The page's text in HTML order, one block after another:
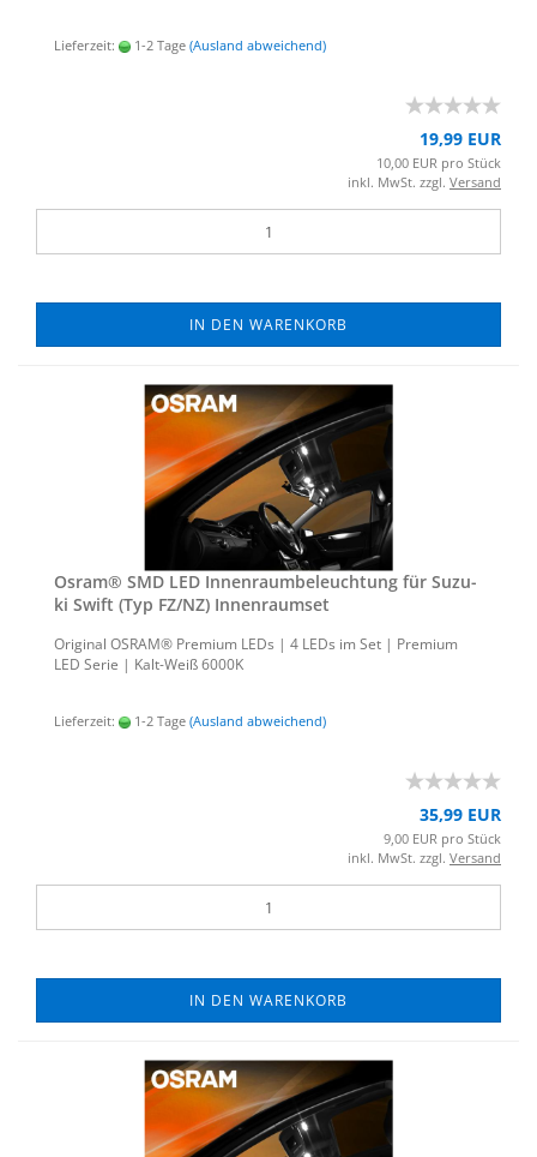
Lieferzeit: 1-2 Tage (Ausland abweichend)
19,99 EUR
10,00 EUR pro Stück
inkl. MwSt. zzgl. Versand
IN DEN WARENKORB
Osram® SMD LED In­nen­raum­be­leuch­tung für Su­zu­
ki Swift (Typ FZ/NZ) In­nen­ra­um­set
Ori­gi­nal OSRAM® Pre­mi­um LEDs | 4 LEDs im Set | Pre­mi­um
LED Serie | Kalt-​Weiß 6000K
Lieferzeit: 1-2 Tage (Ausland abweichend)
35,99 EUR
9,00 EUR pro Stück
inkl. MwSt. zzgl. Versand
IN DEN WARENKORB